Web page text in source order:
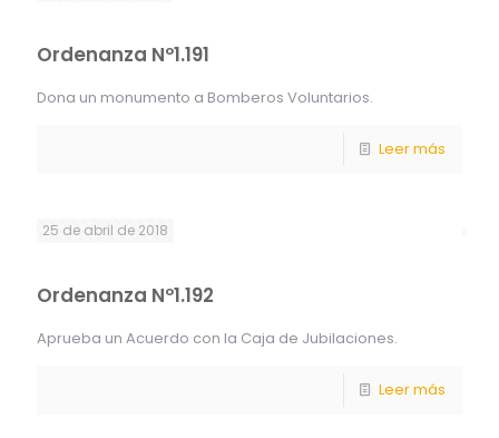
Ordenanza Nº1.191
Dona un monumento a Bomberos Voluntarios.
Leer más
25 de abril de 2018
Ordenanza Nº1.192
Aprueba un Acuerdo con la Caja de Jubilaciones.
Leer más